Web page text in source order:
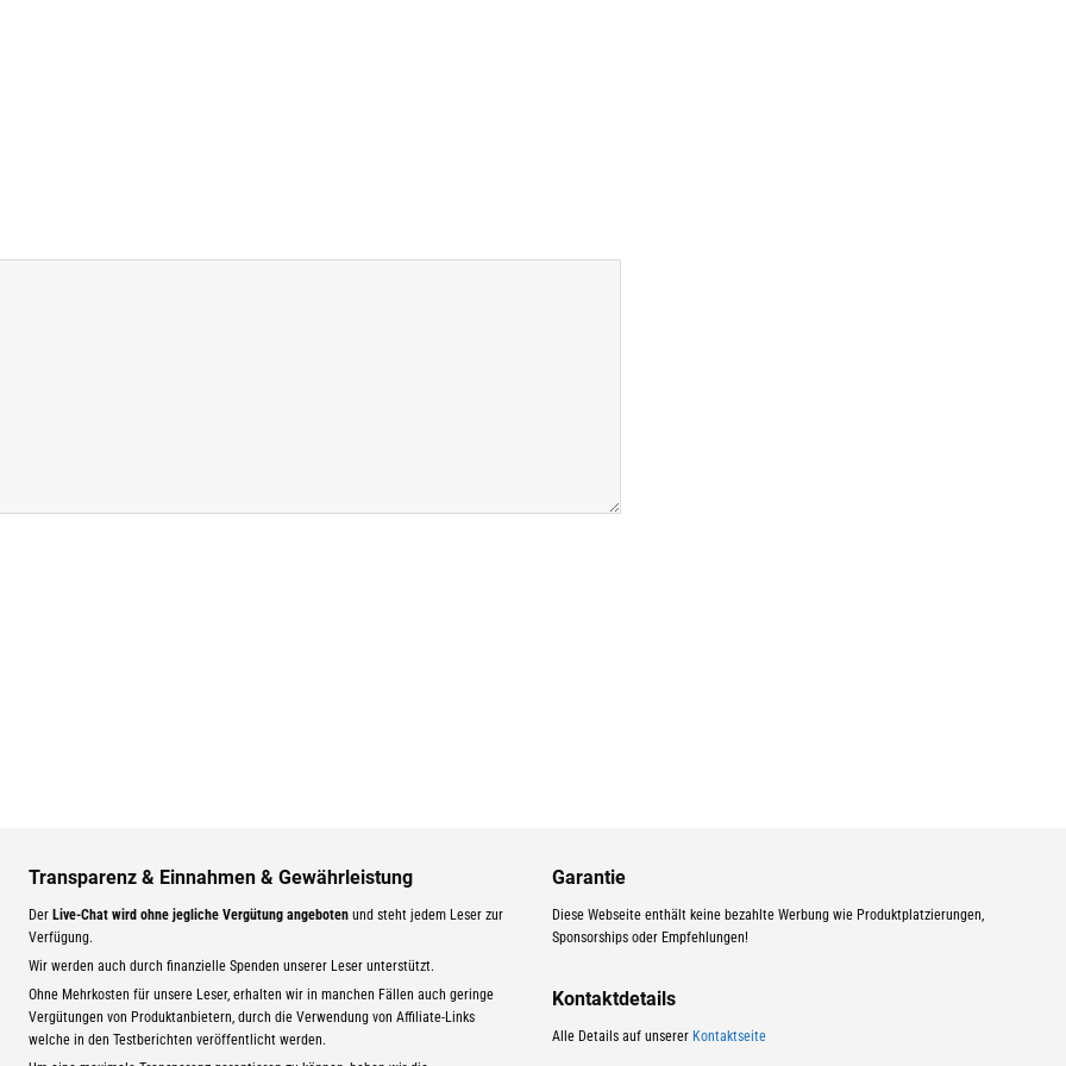
Transparenz & Einnahmen & Gewährleistung
Der Live-Chat wird ohne jegliche Vergütung angebotenund steht jedem Leser zur
Verfügung.
Wir werden auch durch finanzielle Spenden unserer Leser unterstützt.
Ohne Mehrkosten für unsere Leser, erhalten wir in manchen Fällen auch geringe
Vergütungen von Produktanbietern, durch die Verwendung von Affiliate-Links
welche in den Testberichten veröffentlicht werden.
Garantie
Diese Webseite enthält keine bezahlte Werbung wie Produktplatzierungen,
Sponsorships oder Empfehlungen!
Kontaktdetails
Alle Details auf unserer Kontaktseite